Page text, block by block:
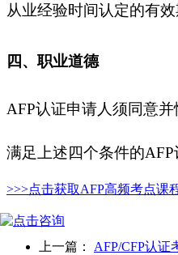
从业经验时间认定的有
四、 职业道德
AFP认证申请人须同意并
满足上述四个条件的AFP
>>>点击获取AFP高频考点课
上一篇：
AFP/CFP认证